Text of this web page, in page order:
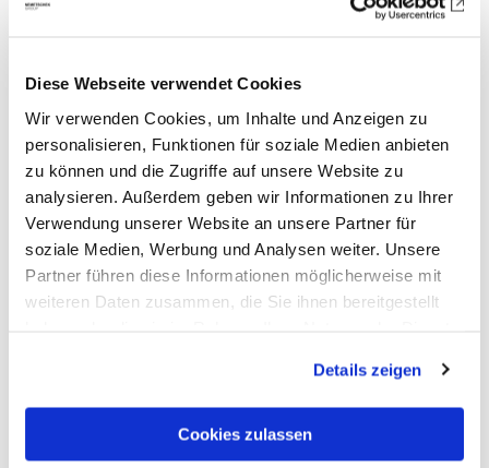
Diese Webseite verwendet Cookies
Wir verwenden Cookies, um Inhalte und Anzeigen zu
personalisieren, Funktionen für soziale Medien anbieten
zu können und die Zugriffe auf unsere Website zu
analysieren. Außerdem geben wir Informationen zu Ihrer
Verwendung unserer Website an unsere Partner für
soziale Medien, Werbung und Analysen weiter. Unsere
Partner führen diese Informationen möglicherweise mit
weiteren Daten zusammen, die Sie ihnen bereitgestellt
uns, die Cookies einzusetzen, welche unter "Details
zeigen" beschrieben werden. Sie können Ihre Einwilligung
jederzeit anpassen oder widerrufen. Damit Sie alle Inhalte
wie z.B. News sehen können, wählen Sie bitte „Cookies
Details zeigen
Cookies zulassen
Weitere Referenzen